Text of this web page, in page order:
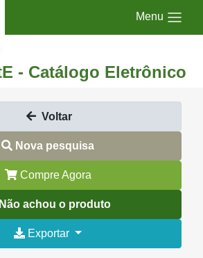
Menu
- Catálogo Eletrônico
Voltar
Nova pesquisa
Compre Agora
Não achou o produto
Exportar